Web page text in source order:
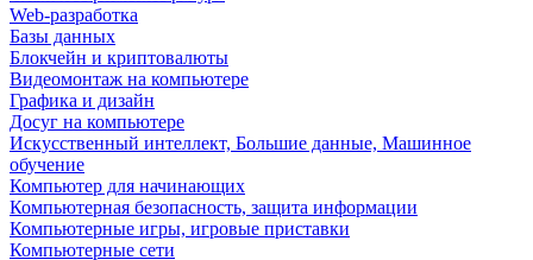
Web-разработка
Базы данных
Блокчейн и криптовалюты
Видеомонтаж на компьютере
Графика и дизайн
Досуг на компьютере
Искусственный интеллект, Большие данные, Машинное
обучение
Компьютер для начинающих
Компьютерная безопасность, защита информации
Компьютерные игры, игровые приставки
Компьютерные сети